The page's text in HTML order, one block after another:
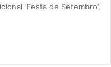
‘Festa de Setembro’,